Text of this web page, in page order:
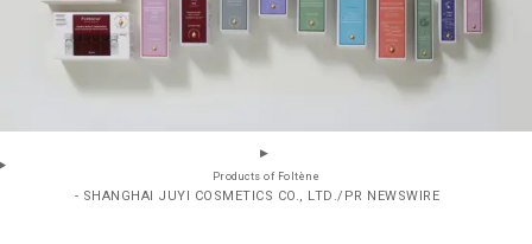
Products of Foltène
- SHANGHAI JUYI COSMETICS CO., LTD./PR NEWSWIRE